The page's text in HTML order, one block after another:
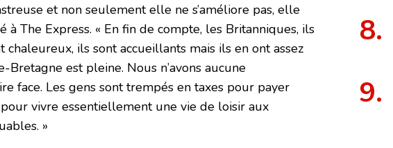
et non seulement elle ne s’améliore pas, elle
à The Express. « En fin de compte, les Britanniques, ils
chaleureux, ils sont accueillants mais ils en ont assez
Bretagne est pleine. Nous n’avons aucune
face. Les gens sont trempés en taxes pour payer
vivre essentiellement une vie de loisir aux
»